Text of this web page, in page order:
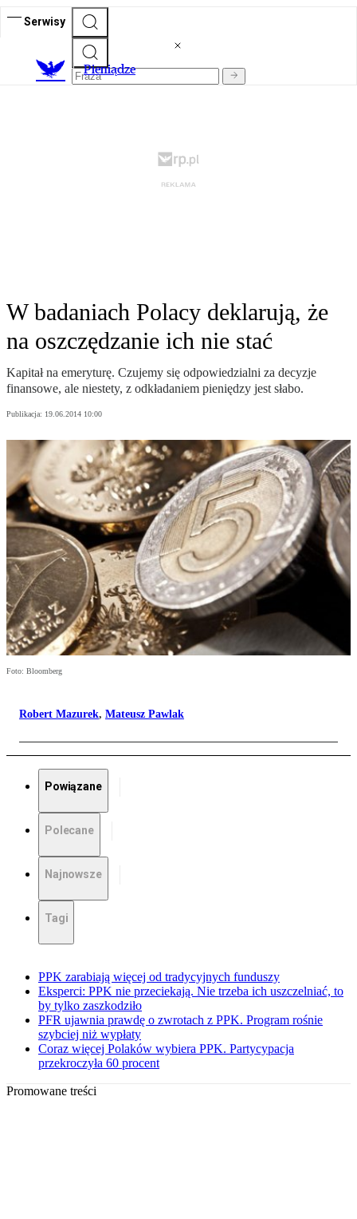
Serwisy
Pieniądze
W badaniach Polacy deklarują, że
na oszczędzanie ich nie stać
Kapitał na emeryturę. Czujemy się odpowiedzialni za decyzje
finansowe, ale niestety, z odkładaniem pieniędzy jest słabo.
Publikacja: 19.06.2014 10:00
Foto: Bloomberg
Robert Mazurek, Mateusz Pawlak
Powiązane
Polecane
Najnowsze
Tagi
PPK zarabiają więcej od tradycyjnych funduszy
Eksperci: PPK nie przeciekają. Nie trzeba ich uszczelniać, to
by tylko zaszkodziło
PFR ujawnia prawdę o zwrotach z PPK. Program rośnie
szybciej niż wypłaty
Coraz więcej Polaków wybiera PPK. Partycypacja
przekroczyła 60 procent
Promowane treści